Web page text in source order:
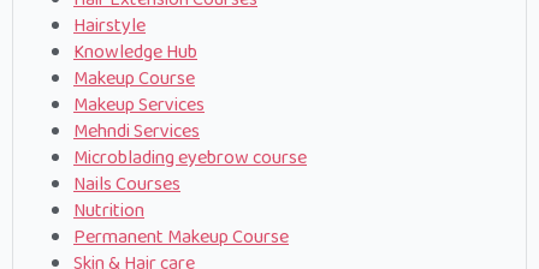
Hairstyle
Knowledge Hub
Makeup Course
Makeup Services
Mehndi Services
Microblading eyebrow course
Nails Courses
Nutrition
Permanent Makeup Course